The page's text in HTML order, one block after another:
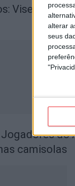
alterar
seus
Viseu é o
Jogadores do
camisolas